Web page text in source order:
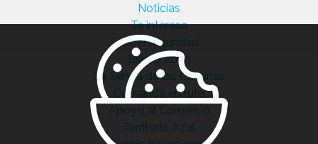
Noticias
Te interesa
Ciberseguridad
Bierzo 2030
La Senda de las Cantinas
Comanda en ruta
Apoyo al Comercio
Territorio Azul